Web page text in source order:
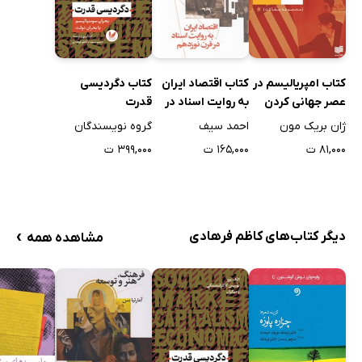
اقتصاد سیاسی دولتِ نیودیل (تدبیر نو)
سقوط قرارداد اجتماعی
ریگانیسم: از ایدئولوژی به سیاست
سربرآوردنِ «اقتصاد خدماتی»
نفتا: تضمین منبعِ کارِ ارزان
«جهان سومی کردنِ» امریکا
فصل دهم. پیروزی سیاه
کنار گذاشتنِ جنوب
جنگِ فرسایشی
«خطر اسلام»
رویارویی با فاجعه
کتاب امپریالیسم در
عصر جهانی کردن
ژان بریک مون
۸۱,۰۰۰ ت
کتاب اقتصاد ایران
به روایت اسناد در
قرن نوزدهم
احمد سیف
۱۶۵,۰۰۰ ت
کتاب دگردیسی
قدرت
گروه نویسندگان
۳۹۹,۰۰۰ ت
دیگر کتاب‌های کاظم فرهادی مشاهده همه ›